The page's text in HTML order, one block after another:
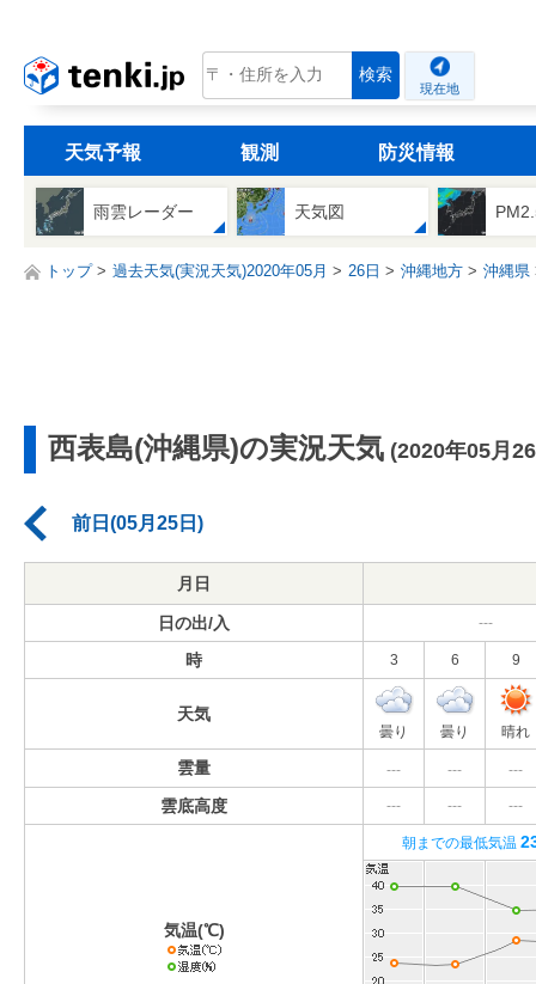
tenki.jp 検索
現在地
天気予報 観測 防災情報
雨雲レーダー 天気図
トップ 過去天気(実況天気)2020年05月 26日 沖縄地方 沖縄県
西表島(沖縄県)の実況天気 (2020年05月
前日(05月25日)
月日
日の出/入 ---
時 3 6 9
天気
曇り 曇り 晴れ
雲量 --- --- ---
雲底高度 --- --- ---
気温(℃)
朝までの最低気温